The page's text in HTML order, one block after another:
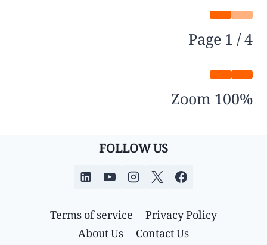
Page1/4
Zoom100%
FOLLOW US
Privacy Policy
Terms of service
Contact Us
About Us